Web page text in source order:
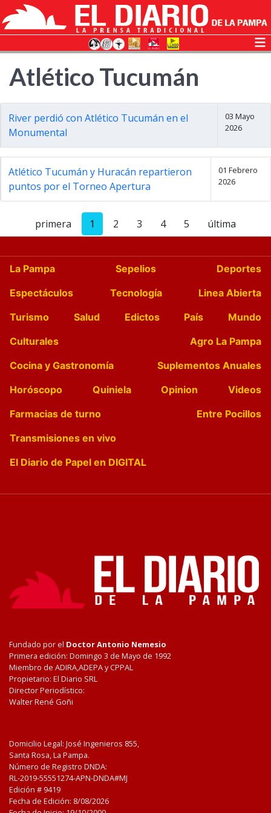
Atlético Tucumán
River perdió con Atlético Tucumán en el
Monumental
03 Mayo
2026
Atlético Tucumán y Huracán repartieron
puntos por el Torneo Apertura
01 Febrero
2026
primera 1 2 3 4 5 última
La Pampa Sepelios
Deportes
Espectáculos
Tecnología
Linea Abierta
Turismo
Salud Edictos País
Mundo
Culturales
Agro La Pampa
Cocina y Gastronomía
Suplementos Anuales
Horóscopo
Quiniela Opinion
Videos
Farmacias de turno
Entre Pocillos
Transmisiones en vivo
El Diario de Papel en DIGITAL
Fundado por el Doctor Antonio Nemesio
Primera edición: Domingo 3 de Mayo de 1992
Miembro de ADIRA,ADEPA y CPPAL
Propietario: El Diario SRL
Director Periodístico:
Walter René Goñi
Domicilio Legal: José Ingenieros 855,
Santa Rosa, La Pampa.
Número de Registro DNDA:
RL-2019-55551274-APN-DNDA#MJ
Edición # 9419
Fecha de Edición: 8/08/2026